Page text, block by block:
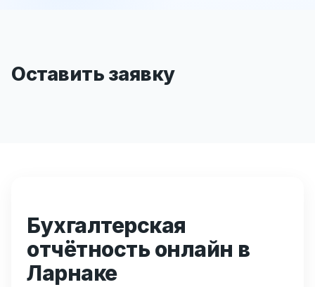
Оставить заявку
Бухгалтерская
отчётность онлайн в
Ларнаке